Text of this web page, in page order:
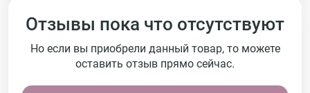
Отзывы пока что отсутствуют
Но если вы приобрели данный товар, то можете
оставить отзыв прямо сейчас.